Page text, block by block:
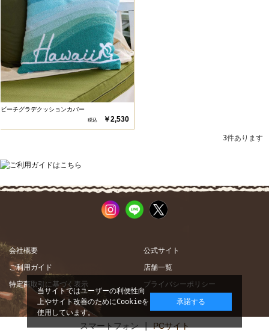
ビーチグラデクッションカバー
￥2,530
3件あります
会社概要
公式サイト
ご利用ガイド
店舗一覧
特定商取引に基づく表示
プライバシーポリシー
スマートフォン |PCサイト
当サイトではユーザーの利便性向
上やサイト改善のためにCookieを
使用しています。
承諾する